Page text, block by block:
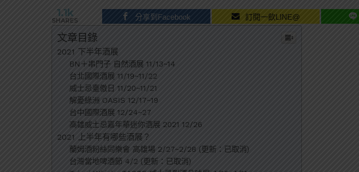
1.1k
SHARES 分享到Facebook 訂閱一飲LINE@
文章目錄
2021 下半年酒展
BN＋串門子 自然酒展 11/13~14
台北國際酒展 11/19~11/22
威士忌臺傲日 11/20~11/21
解憂綠洲 OASIS 12/17~19
台中國際酒展 12/24~27
高雄威士忌嘉年華迷你酒展 2021 12/26
2021 上半年有哪些酒展？
蘭姆酒粉絲同樂會 高雄場 2/27~2/28 (更新：已取消)
台灣當地啤酒節 4/2 (更新：已取消)